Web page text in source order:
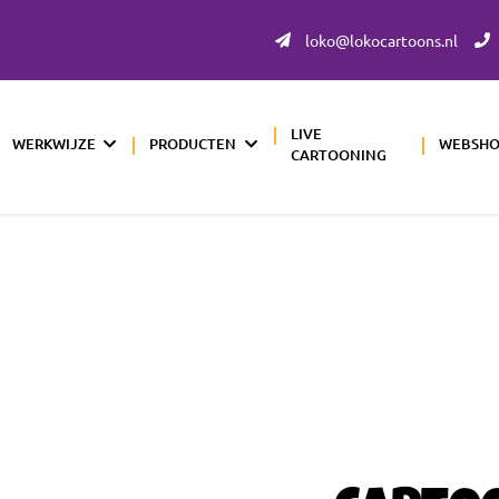
loko@lokocartoons.nl
WERKWIJZE PRODUCTEN
LIVE
CARTOONING